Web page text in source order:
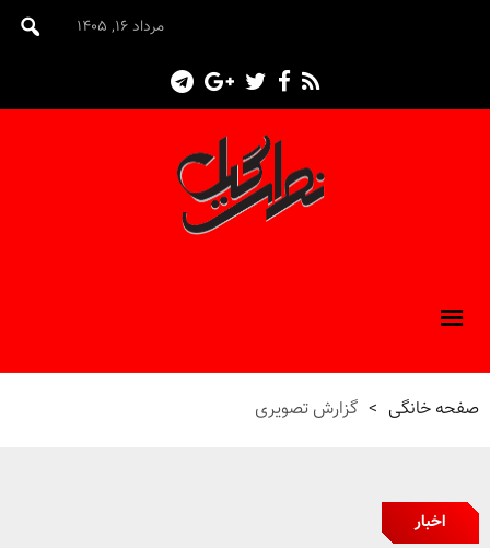
مرداد ۱۶, ۱۴۰۵
صفحه خانگی > گزارش تصویری
اخبار